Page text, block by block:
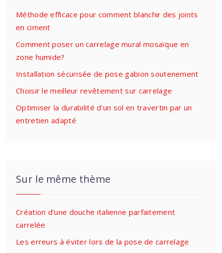
Méthode efficace pour comment blanchir des joints
en ciment
Comment poser un carrelage mural mosaïque en
zone humide?
Installation sécurisée de pose gabion soutenement
Choisir le meilleur revêtement sur carrelage
Optimiser la durabilité d’un sol en travertin par un
entretien adapté
Sur le même thème
Création d’une douche italienne parfaitement
carrelée
Les erreurs à éviter lors de la pose de carrelage